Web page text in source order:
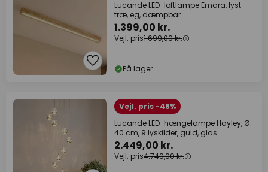
Lucande LED-loftlampe Emara, lyst
træ, eg, dæmpbar
1.399,00 kr.
Vejl. pris1.699,00 kr.
På lager
Vejl. pris -48%
Lucande LED-hængelampe Hayley, Ø
40 cm, 9 lyskilder, guld, glas
2.449,00 kr.
Vejl. pris4.749,00 kr.